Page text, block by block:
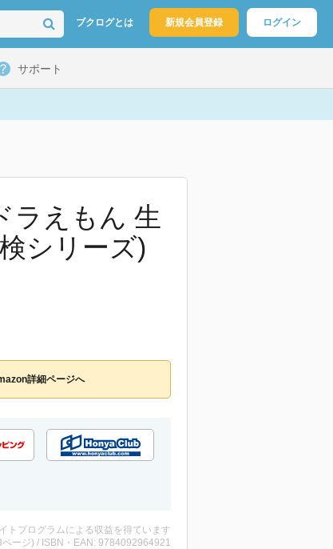
ブクログとは 新規会員登録 ログイン
サポート
ラえもん 生
シリーズ)
詳細ページへ
トプログラムによる収益を得ています
ージ) / ISBN・EAN: 9784092964921